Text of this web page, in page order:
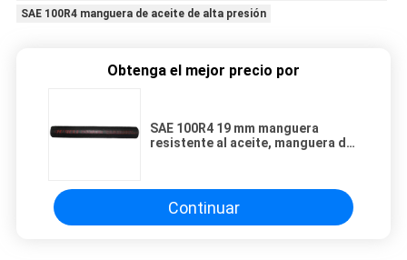
SAE 100R4 manguera de aceite de alta presión
Obtenga el mejor precio por
SAE 100R4 19 mm manguera
resistente al aceite, manguera de
Continuar